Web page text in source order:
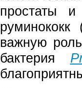
простаты
руминококк
важную
бактерия